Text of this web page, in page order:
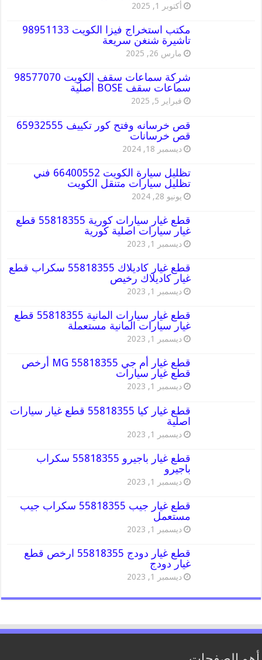
أكتوبر 1, 2025
مكتب استخراج فيزا الكويت 98951133
تاشيرة شنغن سريعة
مارس 26, 2025
شركة سماعات سقف الكويت 98577070
سماعات سقف BOSE أصلية
فبراير 5, 2025
قص خرسانه وفتح كور تكييف 65932555
قص خرسانات
ديسمبر 18, 2024
تظليل سيارة الكويت 66400552 فني
تظليل سيارات متنقل الكويت
يونيو 28, 2024
قطع غيار سيارات كورية 55818355 قطع
غيار سيارات اصلية كورية
ديسمبر 1, 2023
قطع غيار كاديلاك 55818355 سكراب قطع
غيار كاديلاك رخيص
ديسمبر 1, 2023
قطع غيار سيارات المانية 55818355 قطع
غيار سيارات المانية مستعملة
ديسمبر 1, 2023
قطع غيار أم جي MG 55818355 أرخص
قطع غيار سيارات
ديسمبر 1, 2023
قطع غيار كيا 55818355 قطع غيار سيارات
اصلية
ديسمبر 1, 2023
قطع غيار باجيرو 55818355 سكراب
باجيرو
ديسمبر 1, 2023
قطع غيار جيب 55818355 سكراب جيب
مستعمل
ديسمبر 1, 2023
قطع غيار دودج 55818355 ارخص قطع
غيار دودج
ديسمبر 1, 2023